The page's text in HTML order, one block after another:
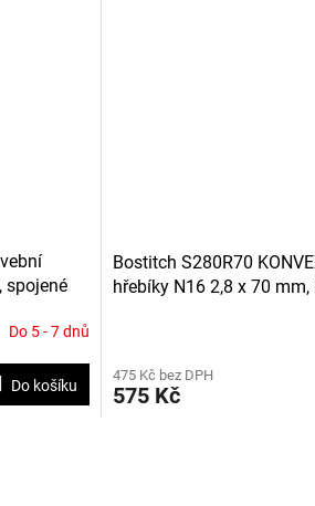
spojené
Do 5 - 7 dnů
Do košíku
Bostitch S280R70
hřebíky N16 2,8 x 70
produktu
je
475 Kč bez DPH
575 Kč